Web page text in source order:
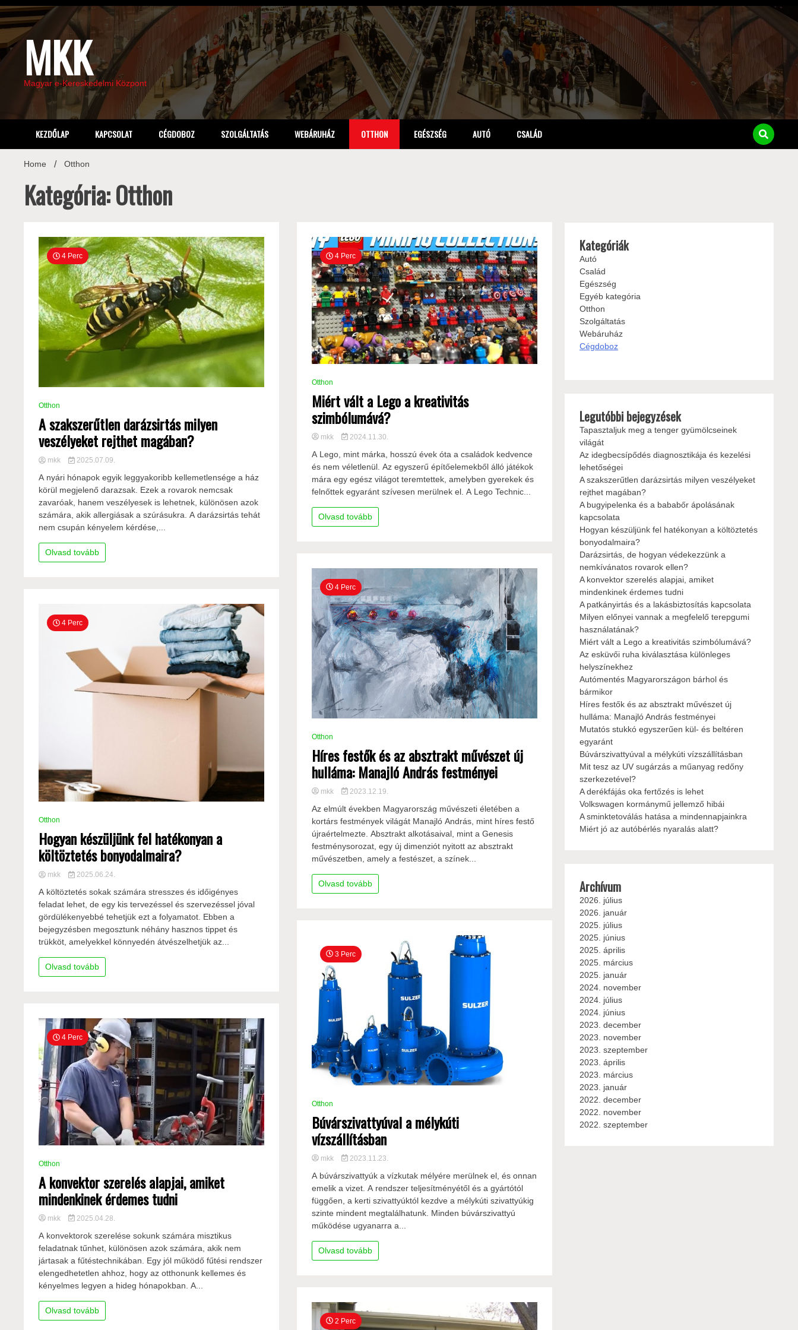
Skip
to
contentMKK
Magyar e-Kereskedelmi Központ
KEZDŐLAP KAPCSOLAT CÉGDOBOZ SZOLGÁLTATÁS WEBÁRUHÁZ OTTHON EGÉSZSÉG AUTÓ CSALÁD
Home Otthon
Kategória: Otthon
4 Perc
Otthon
A szakszerűtlen darázsirtás milyen
veszélyeket rejthet magában?
mkk 2025.07.09.
A nyári hónapok egyik leggyakoribb kellemetlensége a ház
körül megjelenő darazsak. Ezek a rovarok nemcsak
zavaróak, hanem veszélyesek is lehetnek, különösen azok
számára, akik allergiásak a szúrásukra. A darázsirtás tehát
nem csupán kényelem kérdése,...
Olvasd tovább
4 Perc
Otthon
Hogyan készüljünk fel hatékonyan a
költöztetés bonyodalmaira?
mkk 2025.06.24.
A költöztetés sokak számára stresszes és időigényes
feladat lehet, de egy kis tervezéssel és szervezéssel jóval
gördülékenyebbé tehetjük ezt a folyamatot. Ebben a
bejegyzésben megosztunk néhány hasznos tippet és
trükköt, amelyekkel könnyedén átvészelhetjük az...
Olvasd tovább
4 Perc
Otthon
A konvektor szerelés alapjai, amiket
mindenkinek érdemes tudni
mkk 2025.04.28.
A konvektorok szerelése sokunk számára misztikus
feladatnak tűnhet, különösen azok számára, akik nem
jártasak a fűtéstechnikában. Egy jól működő fűtési rendszer
elengedhetetlen ahhoz, hogy az otthonunk kellemes és
kényelmes legyen a hideg hónapokban. A...
Olvasd tovább
4 Perc
Otthon
Miért vált a Lego a kreativitás
szimbólumává?
mkk 2024.11.30.
A Lego, mint márka, hosszú évek óta a családok kedvence
és nem véletlenül. Az egyszerű építőelemekből álló játékok
mára egy egész világot teremtettek, amelyben gyerekek és
felnőttek egyaránt szívesen merülnek el. A Lego Technic...
Olvasd tovább
4 Perc
Otthon
Híres festők és az absztrakt művészet új
hulláma: Manajló András festményei
mkk 2023.12.19.
Az elmúlt években Magyarország művészeti életében a
kortárs festmények világát Manajló András, mint híres festő
újraértelmezte. Absztrakt alkotásaival, mint a Genesis
festménysorozat, egy új dimenziót nyitott az absztrakt
művészetben, amely a festészet, a színek...
Olvasd tovább
3 Perc
Otthon
Búvárszivattyúval a mélykúti
vízszállításban
mkk 2023.11.23.
A búvárszivattyúk a vízkutak mélyére merülnek el, és onnan
emelik a vizet. A rendszer teljesítményétől és a gyártótól
függően, a kerti szivattyúktól kezdve a mélykúti szivattyúkig
szinte mindent megtalálhatunk. Minden búvárszivattyú
működése ugyanarra a...
Olvasd tovább
2 Perc
Kategóriák
Autó
Család
Egészség
Egyéb kategória
Otthon
Szolgáltatás
Webáruház
Cégdoboz
Legutóbbi bejegyzések
Tapasztaljuk meg a tenger gyümölcseinek
világát
Az idegbecsípődés diagnosztikája és kezelési
lehetőségei
A szakszerűtlen darázsirtás milyen veszélyeket
rejthet magában?
A bugyipelenka és a bababőr ápolásának
kapcsolata
Hogyan készüljünk fel hatékonyan a költöztetés
bonyodalmaira?
Darázsirtás, de hogyan védekezzünk a
nemkívánatos rovarok ellen?
A konvektor szerelés alapjai, amiket
mindenkinek érdemes tudni
A patkányirtás és a lakásbiztosítás kapcsolata
Milyen előnyei vannak a megfelelő terepgumi
használatának?
Miért vált a Lego a kreativitás szimbólumává?
Az esküvői ruha kiválasztása különleges
helyszínekhez
Autómentés Magyarországon bárhol és
bármikor
Híres festők és az absztrakt művészet új
hulláma: Manajló András festményei
Mutatós stukkó egyszerűen kül- és beltéren
egyaránt
Búvárszivattyúval a mélykúti vízszállításban
Mit tesz az UV sugárzás a műanyag redőny
szerkezetével?
A derékfájás oka fertőzés is lehet
Volkswagen kormánymű jellemző hibái
A sminktetoválás hatása a mindennapjainkra
Miért jó az autóbérlés nyaralás alatt?
Archívum
2026. július
2026. január
2025. július
2025. június
2025. április
2025. március
2025. január
2024. november
2024. július
2024. június
2023. december
2023. november
2023. szeptember
2023. április
2023. március
2023. január
2022. december
2022. november
2022. szeptember